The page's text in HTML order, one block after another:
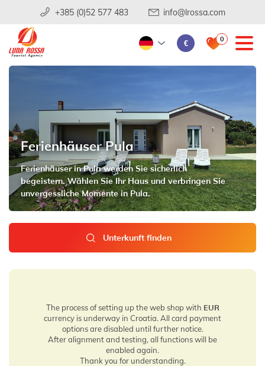
+385 (0)52 577 483 info@lrossa.com
€ 0
Ferienhäuser Pula
Ferienhäuser in Pula werden Sie sicherlich
begeistern. Wählen Sie Ihr Haus und verbringen Sie
unvergessliche Momente in Pula.
Unterkunft finden
The process of setting up the web shop with EUR
currency is underway in Croatia. All card payment
options are disabled until further notice.
After alignment and testing, all functions will be
enabled again.
Thank you for understanding.